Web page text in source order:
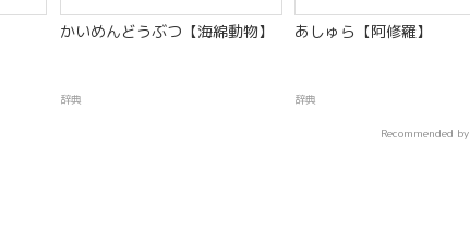
かいめんどうぶつ【海綿動物】
辞典
あしゅら【阿修羅】
辞典
Recommended by